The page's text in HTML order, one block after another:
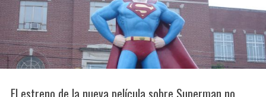
El estreno de la nueva película sobre Superman no